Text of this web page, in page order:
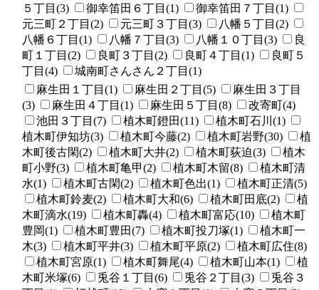
５丁目(3)
御幸笛田６丁目(1)
御幸笛田７丁目(1)
元三町２丁目(2)
元三町３丁目(3)
八幡５丁目(2)
八幡６丁目(1)
八幡７丁目(3) 八幡１０丁目(3)
良
町１丁目(2)
良町３丁目(2) 良町４丁目(1)
良町５
丁目(4)
城南町さんさん２丁目(1)
麻生田１丁目(1) 麻生田２丁目(5)
麻生田３丁目
(3)
麻生田４丁目(1) 麻生田５丁目(8)
改寄町(4)
池田３丁目(7)
植木町鐙田(11)
植木町石川(1)
植木町伊知坊(3)
植木町今藤(2) 植木町岩野(30)
植
木町後古閑(2)
植木町大井(2) 植木町荻迫(3)
植木
町小野(3)
植木町亀甲(2) 植木町木留(8)
植木町清
水(1)
植木町古閑(2) 植木町色出(1)
植木町正清(5)
植木町鈴麦(2)
植木町大和(6) 植木町田底(2)
植
木町滴水(19)
植木町轟(4) 植木町富応(10)
植木町
豊岡(1)
植木町豊田(7) 植木町投刀塚(1)
植木町一
木(3)
植木町平井(3) 植木町平原(2)
植木町広住(8)
植木町宮原(1)
植木町舞尾(4) 植木町山本(1)
植
木町米塚(6)
兎谷１丁目(6) 兎谷２丁目(3)
兎谷３